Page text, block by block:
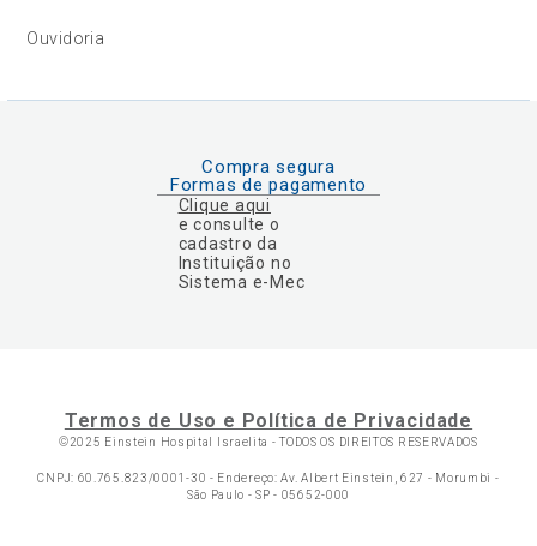
Ouvidoria
Compra segura
Formas de pagamento
Clique aqui
e consulte o
cadastro da
Instituição no
Sistema e-Mec
Termos de Uso e Política de Privacidade
©2025 Einstein Hospital Israelita -TODOS OS DIREITOS RESERVADOS
CNPJ: 60.765.823/0001-30 - Endereço: Av. Albert Einstein, 627 - Morumbi -
São Paulo - SP - 05652-000